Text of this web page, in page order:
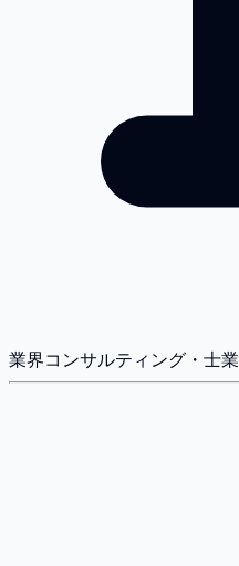
業界コンサルティング・士業